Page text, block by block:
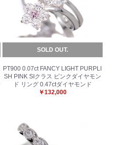
SOLD OUT.
PT900 0.07ct FANCY LIGHT PURPLI
SH PINK SIクラス ピンクダイヤモン
ド リング 0.47ctダイヤモンド
￥132,000